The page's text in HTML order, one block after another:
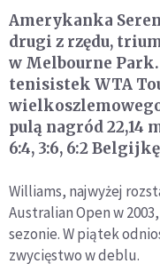
Amerykanka
drugi z rzędu,
w Melbourne
tenisistek WTA
pulą nagród 22,14
6:4, 3:6, 6:2
Williams, najwyżej
Australian Open w
sezonie. W piątek
zwycięstwo w deblu.